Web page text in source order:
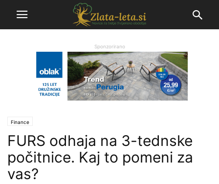
Sponzorirano
Finance
FURS odhaja na 3-tednske
počitnice. Kaj to pomeni za
vas?